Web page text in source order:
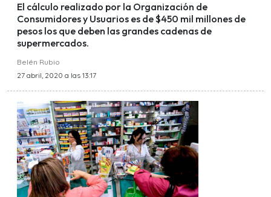
El cálculo realizado por la Organización de
Consumidores y Usuarios es de $450 mil millones de
pesos los que deben las grandes cadenas de
supermercados.
Belén Rubio
27 abril, 2020 a las 13:17